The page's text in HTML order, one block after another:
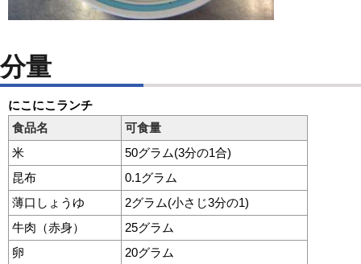
分量
にこにこランチ
食品名
可食量
米
50グラム(3分の1合)
昆布
0.1グラム
薄口しょうゆ
2グラム(小さじ3分の1)
牛肉（赤身）
25グラム
卵
20グラム